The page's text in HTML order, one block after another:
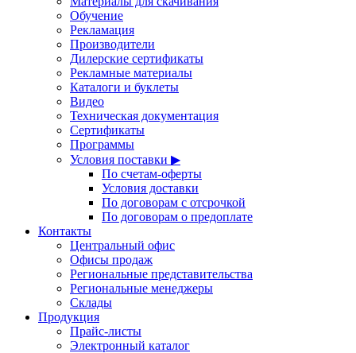
Обучение
Рекламация
Производители
Дилерские сертификаты
Рекламные материалы
Каталоги и буклеты
Видео
Техническая документация
Сертификаты
Программы
Условия поставки ▶
По счетам-оферты
Условия доставки
По договорам с отсрочкой
По договорам о предоплате
Контакты
Центральный офис
Офисы продаж
Региональные представительства
Региональные менеджеры
Склады
Продукция
Прайс-листы
Электронный каталог